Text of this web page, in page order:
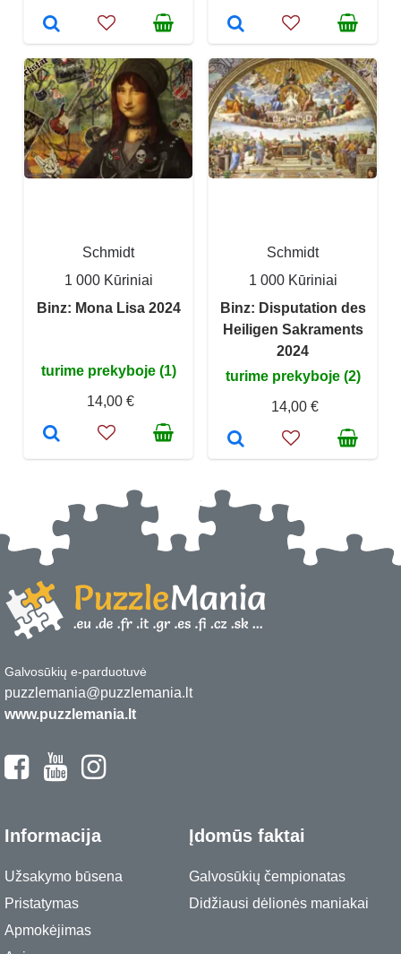
Schmidt
1 000 Kūriniai
Binz: Mona Lisa 2024
turime prekyboje (1)
14,00 €
Schmidt
1 000 Kūriniai
Binz: Disputation des
Heiligen Sakraments
2024​
turime prekyboje (2)
14,00 €
Galvosūkių e-parduotuvė
puzzlemania@puzzlemania.lt
www.puzzlemania.lt
Informacija
Užsakymo būsena
Pristatymas
Apmokėjimas
Įdomūs faktai
Galvosūkių čempionatas
Didžiausi dėlionės maniakai